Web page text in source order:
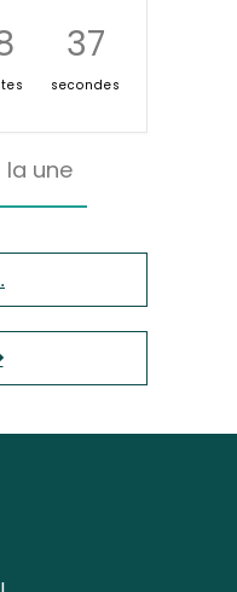
36
secondes
la une